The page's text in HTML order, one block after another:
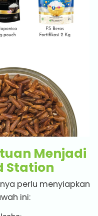
Menjadi
Station
perlu menyiapkan
ini: